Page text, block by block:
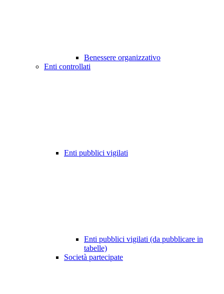
Benessere organizzativo
Enti controllati
Enti pubblici vigilati
Enti pubblici vigilati (da pubblicare in
tabelle)
Società partecipate